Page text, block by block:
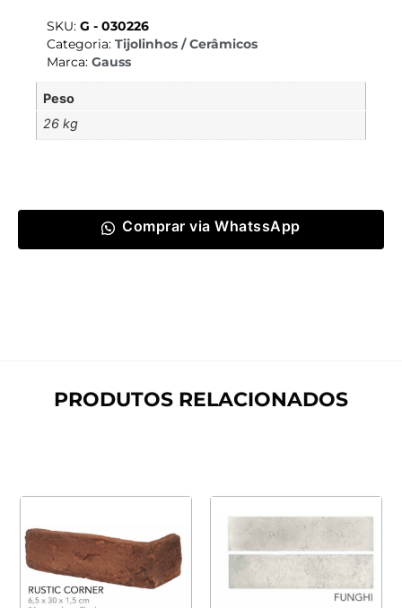
SKU: G - 030226
Categoria: Tijolinhos / Cerâmicos
Marca: Gauss
Peso
26 kg
Comprar via WhatssApp
PRODUTOS RELACIONADOS